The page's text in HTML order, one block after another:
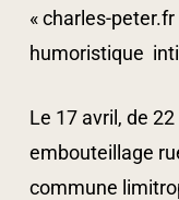
« charles-
humoristique
Le 17 avril, de
embouteillage
commune